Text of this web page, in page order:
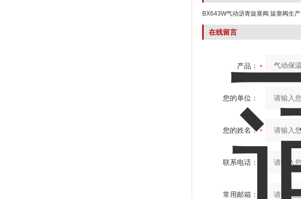
BX643W气动沥青旋塞阀 旋塞阀生产
在线留言
产品：
您的单位：
您的姓名：
联系电话：
常用邮箱：